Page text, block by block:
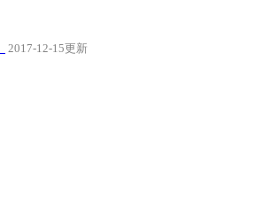
2017-12-15更新